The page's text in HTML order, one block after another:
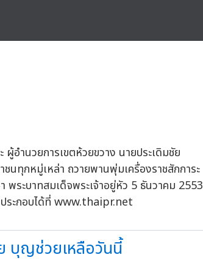
อำนวยการเขตห้วยขวาง นายประเดิมชัย
นทุกหมู่เหล่า ถวายพานพุ่มเครื่องราชสักการะ
พระบาทสมเด็จพระเจ้าอยู่หัว 5 ธันวาคม 2553
ระกอบได้ที่ www.thaipr.net
บุญช่วยเหลือวันนี้